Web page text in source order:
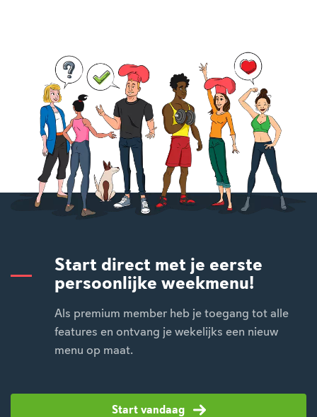
Start direct met je eerste
persoonlijke weekmenu!
Als premium member heb je toegang tot alle
features en ontvang je wekelijks een nieuw
menu op maat.
Start vandaag